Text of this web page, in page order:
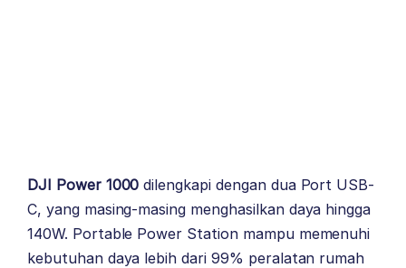
DJI Power 1000 dilengkapi dengan dua Port USB-
C, yang masing-masing menghasilkan daya hingga
140W. Portable Power Station mampu memenuhi
kebutuhan daya lebih dari 99% peralatan rumah